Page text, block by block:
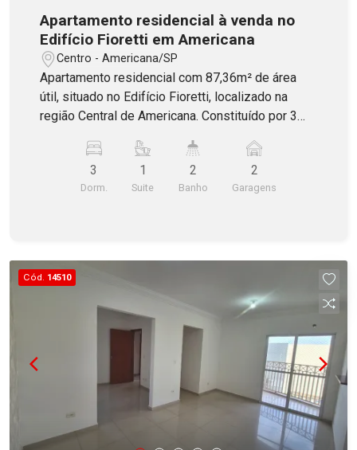
Apartamento residencial à venda no
Edifício Fioretti em Americana
Centro - Americana/SP
Apartamento residencial com 87,36m² de área
útil, situado no Edifício Fioretti, localizado na
região Central de Americana. Constituído por 3
sala dois ambientes com sacada, cozinha, área
de serviço com banheiro e despensa. Contém 2
vagas de garagem (gaveta). O Edifício oferece
3
Dorm.
1
Suite
2
Banho
2
Garagens
Cód. 14510